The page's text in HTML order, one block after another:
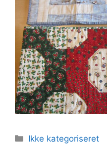
Kategorier
Ikke kategoriseret